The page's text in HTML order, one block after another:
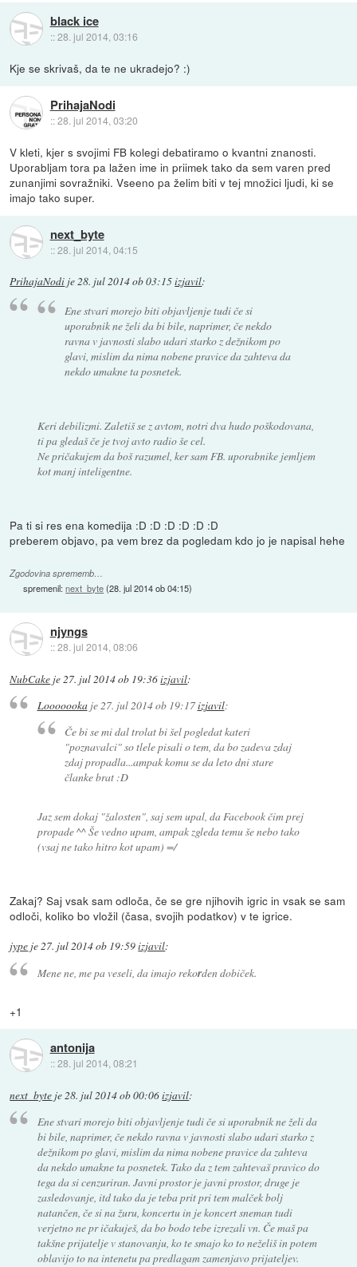
black ice
::28. jul 2014, 03:16
Kje se skrivaš, da te ne ukradejo? :)
PrihajaNodi
::28. jul 2014, 03:20
V kleti, kjer s svojimi FB kolegi debatiramo o kvantni znanosti.
Uporabljam tora pa lažen ime in priimek tako da sem varen pred
zunanjimi sovražniki. Vseeno pa želim biti v tej množici ljudi, ki se
imajo tako super.
next_byte
::28. jul 2014, 04:15
PrihajaNodi je28. jul 2014 ob 03:15izjavil:
Ene stvari morejo biti objavljenje tudi če si
uporabnik ne želi da bi bile, naprimer, če nekdo
ravna v javnosti slabo udari starko z dežnikom po
glavi, mislim da nima nobene pravice da zahteva da
nekdo umakne ta posnetek.
Keri debilizmi. Zaletiš se z avtom, notri dva hudo poškodovana,
ti pa gledaš če je tvoj avto radio še cel.
Ne pričakujem da boš razumel, ker sam FB. uporabnike jemljem
kot manj inteligentne.
Pa ti si res ena komedija :D :D :D :D :D :D
preberem objavo, pa vem brez da pogledam kdo jo je napisal hehe
Zgodovina sprememb…
spremenil:next_byte(28. jul 2014 ob 04:15)
njyngs
::28. jul 2014, 08:06
NubCake je27. jul 2014 ob 19:36izjavil:
Looooookaje27. jul 2014 ob 19:17izjavil:
Če bi se mi dal trolat bi šel pogledat kateri
"poznavalci" so tlele pisali o tem, da bo zadeva zdaj
zdaj propadla...ampak komu se da leto dni stare
članke brat :D
Jaz sem dokaj "žalosten", saj sem upal, da Facebook čim prej
propade ^^ Še vedno upam, ampak zgleda temu še nebo tako
(vsaj ne tako hitro kot upam) =/
Zakaj? Saj vsak sam odloča, če se gre njihovih igric in vsak se sam
odloči, koliko bo vložil (časa, svojih podatkov) v te igrice.
jype je27. jul 2014 ob 19:59izjavil:
Mene ne, me pa veseli, da imajo rekorden dobiček.
+1
antonija
::28. jul 2014, 08:21
next_byte je 28. jul 2014 ob 00:06izjavil:
Ene stvari morejo biti objavljenje tudi če si uporabnik ne želi da
bi bile, naprimer, če nekdo ravna v javnosti slabo udari starko z
dežnikom po glavi, mislim da nima nobene pravice da zahteva
da nekdo umakne ta posnetek. Tako da z tem zahtevaš pravico do
tega da si cenzuriran. Javni prostor je javni prostor, druge je
zasledovanje, itd tako da je teba prit pri tem malček bolj
natančen, če si na žuru, koncertu in je koncert sneman tudi
verjetno ne pr ičakuješ, da bo bodo tebe izrezali vn. Če maš pa
takšne prijatelje v stanovanju, ko te smajo ko to neželiš in potem
oblavijo to na intenetu pa predlagam zamenjavo prijateljev.